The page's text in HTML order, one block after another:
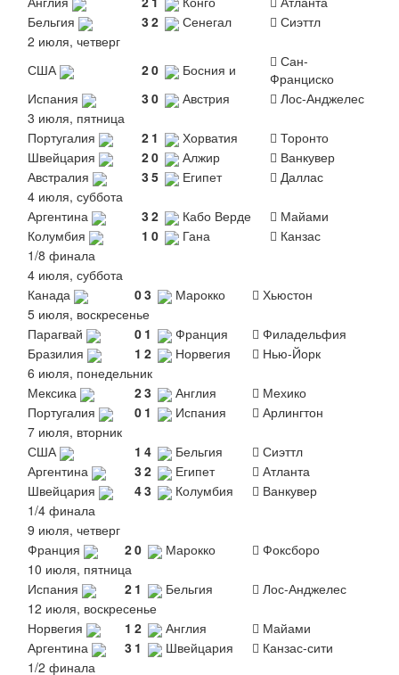
Бельгия
32 Сенегал
Сиэттл
2 июля, четверг
США
20 Босния и
Сан-
Франциско
Испания
30 Австрия
Лос-Анджелес
3 июля, пятница
Португалия
2 1 Хорватия
Торонто
Швейцария
20 Алжир
Ванкувер
Австралия
35 Египет
Даллас
4 июля, суббота
Аргентина
32 Кабо Верде
Майами
Колумбия
1 0 Гана
Канзас
1/8 финала
4 июля, суббота
Канада
03 Марокко
Хьюстон
5 июля, воскресенье
Парагвай
0 1 Франция
Филадельфия
Бразилия
1 2 Норвегия
Нью-Йорк
6 июля, понедельник
Мексика
23 Англия
Мехико
Португалия
0 1 Испания
Арлингтон
7 июля, вторник
США
1 4 Бельгия
Сиэттл
Аргентина
32 Египет
Атланта
Швейцария
43 Колумбия
Ванкувер
1/4 финала
9 июля, четверг
Франция
20 Марокко
Фоксборо
10 июля, пятница
Испания
2 1 Бельгия
Лос-Анджелес
12 июля, воскресенье
Норвегия
1 2 Англия
Майами
Аргентина
3 1 Швейцария
Канзас-сити
1/2 финала